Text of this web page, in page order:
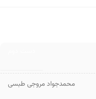
محمدجواد مروجی طبسی